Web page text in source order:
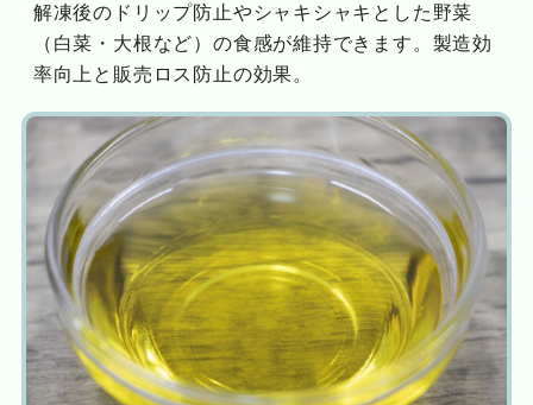
解凍後のドリップ防止やシャキシャキとした野菜
（白菜・大根など）の食感が維持できます。製造効
率向上と販売ロス防止の効果。